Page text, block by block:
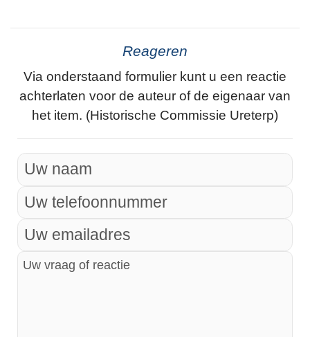
Reageren
Via onderstaand formulier kunt u een reactie
achterlaten voor de auteur of de eigenaar van
het item. (Historische Commissie Ureterp)